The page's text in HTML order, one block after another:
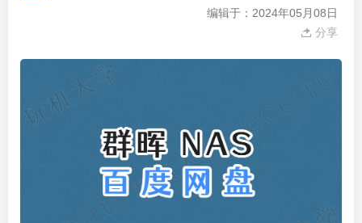
编辑于：2024年05月08日
分享